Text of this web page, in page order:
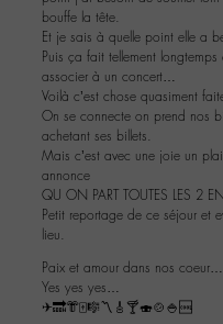
bouffe la tête.
Et je sais à quelle point elle a
Puis ça fait tellement
associer à un concert…
Voilà c’est chose quasiment
On se connecte on prend nos
achetant ses billets.
Mais c’est avec une joie un
annonce
QU ON PART TOUTES LES 2
Petit reportage de ce séjour et
lieu.
Paix et amour dans nos coeur…
Yes yes yes…
✈🔜👘🀄🎼〽🎸🍸🍣🍲🍚🆒